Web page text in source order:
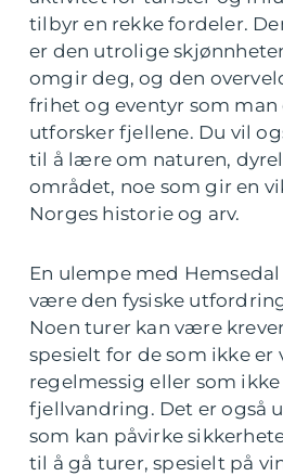
tilbyr en rekke fordeler.
er den utrolige
omgir deg, og den
frihet og eventyr som
utforsker fjellene. Du vil
til å lære om naturen,
området, noe som gir en
Norges historie og arv.
En ulempe med
være den fysiske
Noen turer kan være
spesielt for de som ikke er
regelmessig eller som
fjellvandring. Det er også
som kan påvirke
til å gå turer, spesielt på